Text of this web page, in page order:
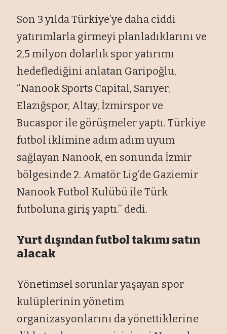
Son 3 yılda Türkiye’ye daha ciddi
yatırımlarla girmeyi planladıklarını ve
2,5 milyon dolarlık spor yatırımı
hedeflediğini anlatan Garipoğlu,
‘’Nanook Sports Capital, Sarıyer,
Elazığspor, Altay, İzmirspor ve
Bucaspor ile görüşmeler yaptı. Türkiye
futbol iklimine adım adım uyum
sağlayan Nanook, en sonunda İzmir
bölgesinde 2. Amatör Lig’de Gaziemir
Nanook Futbol Kulübü ile Türk
futboluna giriş yaptı.’’ dedi.
Yurt dışından futbol takımı satın
alacak
Yönetimsel sorunlar yaşayan spor
kulüplerinin yönetim
organizasyonlarını da yönettiklerine